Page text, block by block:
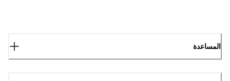
المساعدة